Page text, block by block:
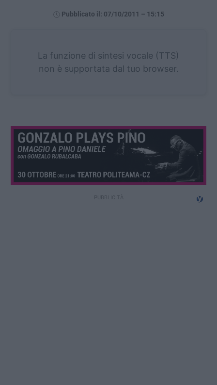
Pubblicato il: 07/10/2011 – 15:15
La funzione di sintesi vocale (TTS)
non è supportata dal tuo browser.